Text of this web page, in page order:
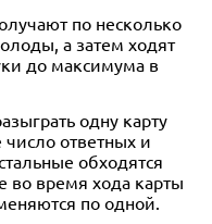
по несколько
а затем ходят
до максимума в
одну карту
ответных и
обходятся
во время хода карты
по одной.